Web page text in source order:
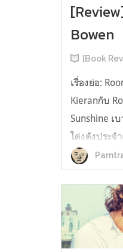
Bowen
[Book Review] ผ
เรื่องย่อ:
Kieranกับ
Sunshine เ
โด่งดังประจ
ว่าพ่อรักพี่ชา
ออกมาอยู่ค
บ้าน และไล่